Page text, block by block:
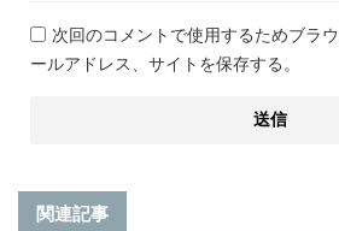
次回のコメントで使用するためブラ
ールアドレス、サイトを保存する。
関連記事